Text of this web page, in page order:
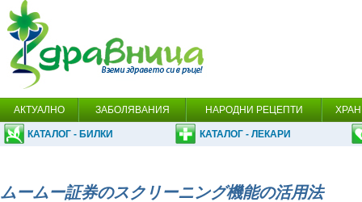
АКТУАЛНО ЗАБОЛЯВАНИЯ НАРОДНИ РЕЦЕПТИ
КАТАЛОГ - БИЛКИ КАТАЛОГ - ЛЕКАРИ
ムームー証券のスクリーニング機能の活用法